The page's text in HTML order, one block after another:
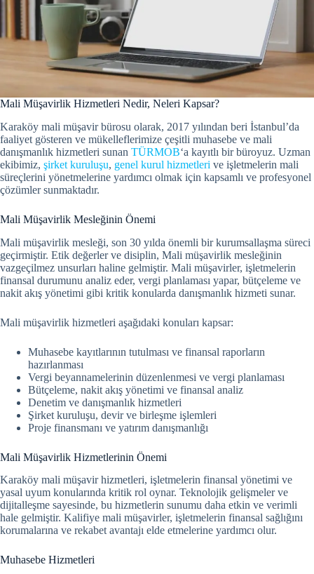
Mali Müşavirlik Hizmetleri Nedir, Neleri Kapsar?
Karaköy mali müşavir bürosu olarak, 2017 yılından beri İstanbul’da
faaliyet gösteren ve mükelleflerimize çeşitli muhasebe ve mali
danışmanlık hizmetleri sunan TÜRMOB‘a kayıtlı bir büroyuz. Uzman
ekibimiz, şirket kuruluşu, genel kurul hizmetleri ve işletmelerin mali
süreçlerini yönetmelerine yardımcı olmak için kapsamlı ve profesyonel
çözümler sunmaktadır.
Mali Müşavirlik Mesleğinin Önemi
Mali müşavirlik mesleği, son 30 yılda önemli bir kurumsallaşma süreci
geçirmiştir. Etik değerler ve disiplin, Mali müşavirlik mesleğinin
vazgeçilmez unsurları haline gelmiştir. Mali müşavirler, işletmelerin
finansal durumunu analiz eder, vergi planlaması yapar, bütçeleme ve
nakit akış yönetimi gibi kritik konularda danışmanlık hizmeti sunar.
Mali müşavirlik hizmetleri aşağıdaki konuları kapsar:
Muhasebe kayıtlarının tutulması ve finansal raporların
hazırlanması
Vergi beyannamelerinin düzenlenmesi ve vergi planlaması
Bütçeleme, nakit akış yönetimi ve finansal analiz
Denetim ve danışmanlık hizmetleri
Şirket kuruluşu, devir ve birleşme işlemleri
Proje finansmanı ve yatırım danışmanlığı
Mali Müşavirlik Hizmetlerinin Önemi
Karaköy mali müşavir hizmetleri, işletmelerin finansal yönetimi ve
yasal uyum konularında kritik rol oynar. Teknolojik gelişmeler ve
dijitalleşme sayesinde, bu hizmetlerin sunumu daha etkin ve verimli
hale gelmiştir. Kalifiye mali müşavirler, işletmelerin finansal sağlığını
korumalarına ve rekabet avantajı elde etmelerine yardımcı olur.
Muhasebe Hizmetleri